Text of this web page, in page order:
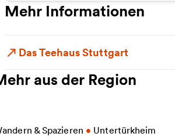
Mehr Informationen
Das Teehaus Stuttgart
aus der Region
& Spazieren • Untertürkheim
Informationen zu